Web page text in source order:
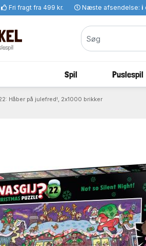
Fri fragt fra 499 kr. Næste afsendelse: i
Spil Puslespil
Håber på julefred!, 2x1000 brikker